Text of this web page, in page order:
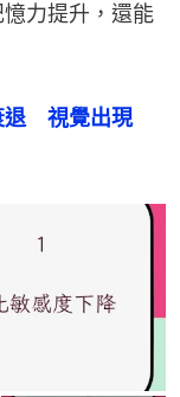
力提升，還能
　視覺出現